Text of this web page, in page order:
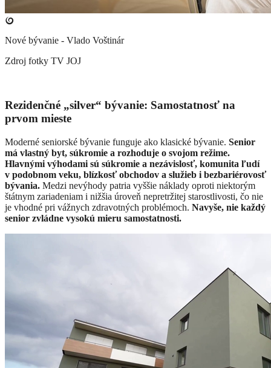
Nové bývanie - Vlado Voštinár
Zdroj fotky TV JOJ
Rezidenčné „silver“ bývanie: Samostatnosť na
prvom mieste
Moderné seniorské bývanie funguje ako klasické bývanie. Senior
má vlastný byt, súkromie a rozhoduje o svojom režime.
Hlavnými výhodami sú súkromie a nezávislosť, komunita ľudí
v podobnom veku, blízkosť obchodov a služieb i bezbariérovosť
bývania. Medzi nevýhody patria vyššie náklady oproti niektorým
štátnym zariadeniam i nižšia úroveň nepretržitej starostlivosti, čo nie
je vhodné pri vážnych zdravotných problémoch. Navyše, nie každý
senior zvládne vysokú mieru samostatnosti.